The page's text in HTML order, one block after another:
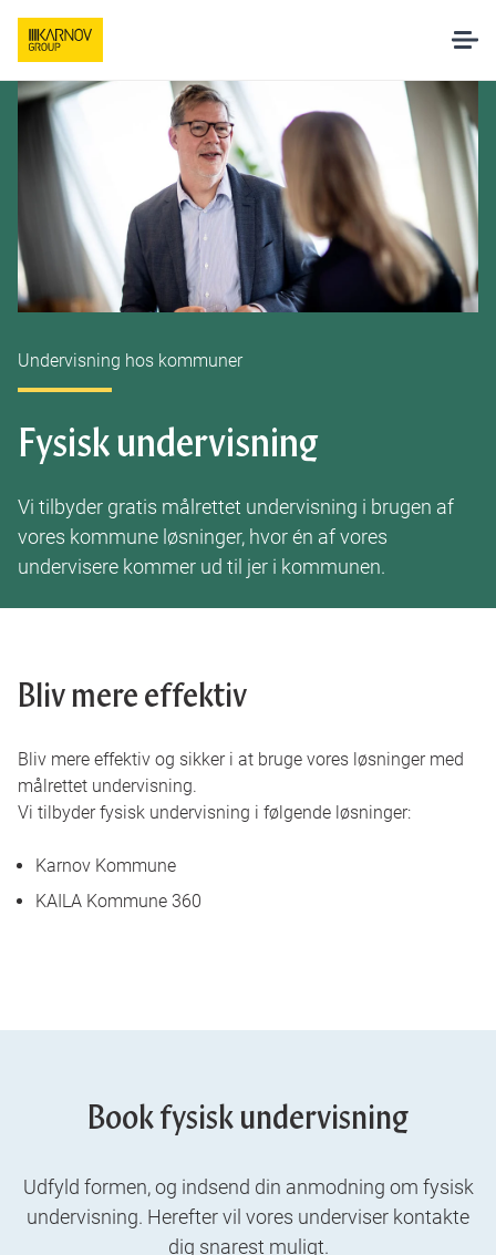
Løsninger
AI hos Karnov
Pakker og priser
Bøger Login
Undervisning hos kommuner
Fysisk undervisning
Vi tilbyder gratis målrettet undervisning i brugen af
vores kommune løsninger, hvor én af vores
undervisere kommer ud til jer i kommunen.
Bliv mere effektiv
Bliv mere effektiv og sikker i at bruge vores løsninger med
målrettet undervisning.
Vi tilbyder fysisk undervisning i følgende løsninger:
Karnov Kommune
KAILA Kommune 360
Book fysisk undervisning
Udfyld formen, og indsend din anmodning om fysisk
undervisning. Herefter vil vores underviser kontakte
dig snarest muligt.